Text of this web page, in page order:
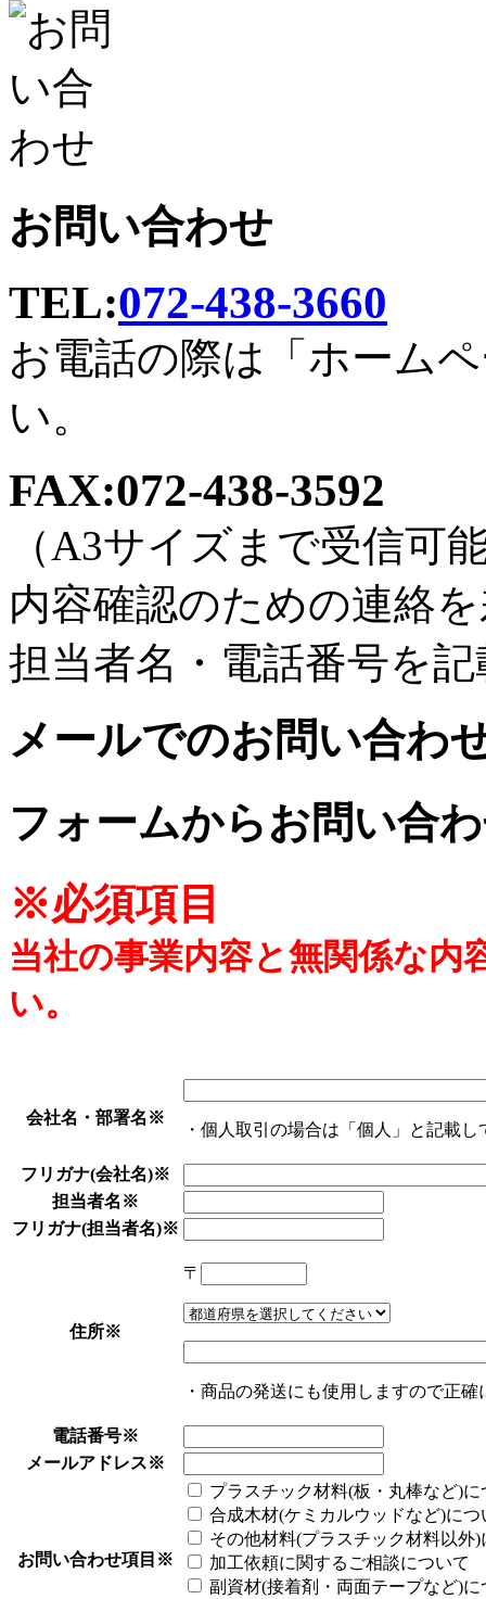
お問い合わせ
TEL:072-438-3660
お電話の際は「ホーム
い。
FAX:072-438-3592
（A3サイズまで受信可
内容確認のための連絡
担当者名・電話番号を
メールでのお問い合わ
フォームからお問い合
※必須項目
当社の事業内容と無関係な
い。
会社名・部署名 ※
・個人取引の場合は「個人」と記載し
フリガナ(会社名)※
担当者名 ※
フリガナ(担当者名)※
住所※
〒
・商品の発送にも使用しますので正
電話番号※
メールアドレス※
お問い合わせ項目 ※
プラスチック材料(板・丸棒など)に
合成木材(ケミカルウッドなど)につ
その他材料(プラスチック材料以外)
加工依頼に関するご相談について
副資材(接着剤・両面テープなど)に